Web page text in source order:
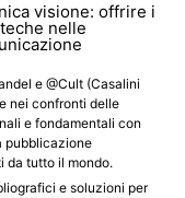
visione: offrire i
nelle
e @Cult (Casalini
nei confronti delle
e fondamentali con
pubblicazione
da tutto il mondo.
e soluzioni per